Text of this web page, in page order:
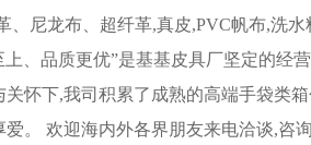
、尼龙布、超纤革,真皮,PVC帆布,洗
、品质更优”是基基皮具厂坚定的经
怀下,我司积累了成熟的高端手袋类
爱。 欢迎海内外各界朋友来电洽谈,咨